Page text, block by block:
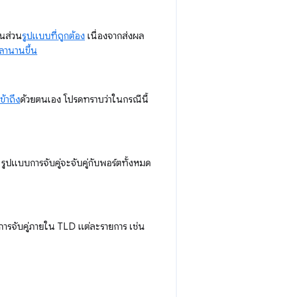
ส่วนรูปแบบที่ถูกต้อง เนื่องจากส่งผล
านานขึ้น
าถึงด้วยตนเอง โปรดทราบว่าในกรณีนี้
ปแบบการจับคู่จะจับคู่กับพอร์ตทั้งหมด
รจับคู่ภายใน TLD แต่ละรายการ เช่น